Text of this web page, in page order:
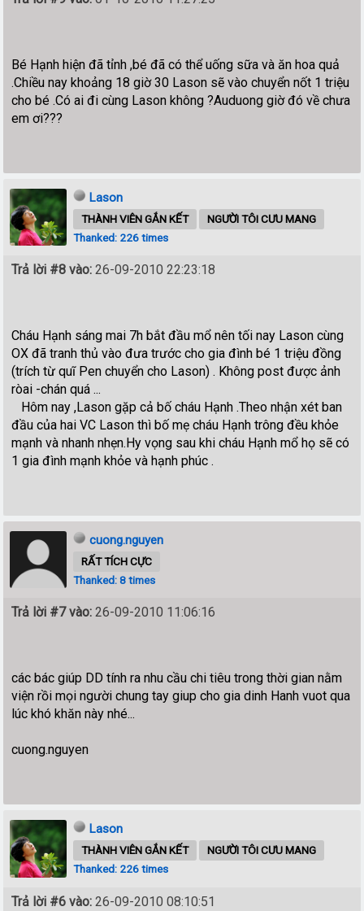
Bé Hạnh hiện đã tỉnh ,bé đã có thể uống sữa và ăn hoa quả
.Chiều nay khoảng 18 giờ 30 Lason sẽ vào chuyển nốt 1 triệu
cho bé .Có ai đi cùng Lason không ?Auduong giờ đó về chưa
em ơi???
Lason
THÀNH VIÊN GẮN KẾT
NGƯỜI TÔI CƯU MANG
Thanked: 226 times
Trả lời #8 vào: 26-09-2010 22:23:18
Cháu Hạnh sáng mai 7h bắt đầu mổ nên tối nay Lason cùng
OX đã tranh thủ vào đưa trước cho gia đình bé 1 triệu đồng
(trích từ quĩ Pen chuyển cho Lason) . Không post được ảnh
ròai -chán quá ...
Hôm nay ,Lason gặp cả bố cháu Hạnh .Theo nhận xét ban
đầu của hai VC Lason thì bố mẹ cháu Hạnh trông đều khỏe
mạnh và nhanh nhẹn.Hy vọng sau khi cháu Hạnh mổ họ sẽ có
1 gia đình mạnh khỏe và hạnh phúc .
cuong.nguyen
RẤT TÍCH CỰC
Thanked: 8 times
Trả lời #7 vào: 26-09-2010 11:06:16
các bác giúp DD tính ra nhu cầu chi tiêu trong thời gian nằm
viện rồi mọi người chung tay giup cho gia dinh Hanh vuot qua
lúc khó khăn này nhé...
cuong.nguyen
Lason
THÀNH VIÊN GẮN KẾT
NGƯỜI TÔI CƯU MANG
Thanked: 226 times
Trả lời #6 vào: 26-09-2010 08:10:51